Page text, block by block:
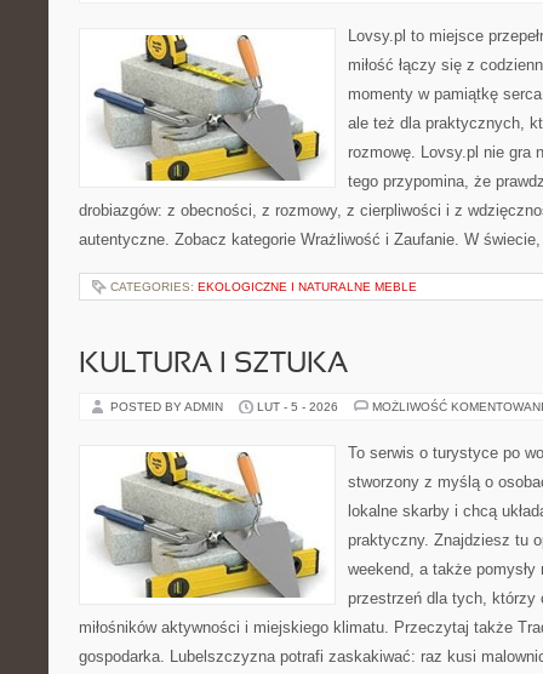
Lovsy.pl to miejsce
miłość łączy się z
momenty w pamiątkę
ale też dla praktycznych,
rozmowę. Lovsy.pl nie gra
tego przypomina, że
drobiazgów: z obecności, z rozmowy, z cierpliwości i z
autentyczne. Zobacz kategorie Wrażliwość i Zaufanie. W
CATEGORIES: EKOLOGICZNE I NATURALNE MEBLE
KULTURA I SZTUKA
POSTED BY ADMIN LUT - 5 - 2026 MOŻLIWOŚĆ
To serwis o turystyce po
stworzony z myślą o
lokalne skarby i chcą
praktyczny. Znajdziesz tu
weekend, a także
przestrzeń dla tych, którzy
miłośników aktywności i miejskiego klimatu. Przeczytaj także
gospodarka. Lubelszczyzna potrafi zaskakiwać: raz kusi